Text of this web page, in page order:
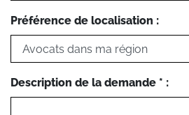
Préférence de localisation :
Description de la demande * :